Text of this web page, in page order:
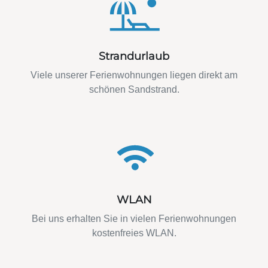
Strandurlaub
Viele unserer Ferienwohnungen liegen direkt am
schönen Sandstrand.
WLAN
Bei uns erhalten Sie in vielen Ferienwohnungen
kostenfreies WLAN.